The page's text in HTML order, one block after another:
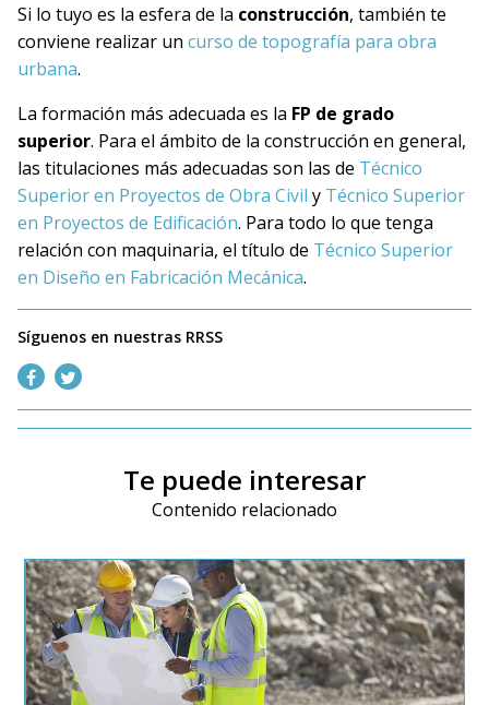
Si lo tuyo es la esfera de la construcción, también te
conviene realizar un curso de topografía para obra
urbana.
La formación más adecuada es la FP de grado
superior. Para el ámbito de la construcción en general,
las titulaciones más adecuadas son las de Técnico
Superior en Proyectos de Obra Civil y Técnico Superior
en Proyectos de Edificación. Para todo lo que tenga
relación con maquinaria, el título de Técnico Superior
en Diseño en Fabricación Mecánica.
Síguenos en nuestras RRSS
Te puede interesar
Contenido relacionado